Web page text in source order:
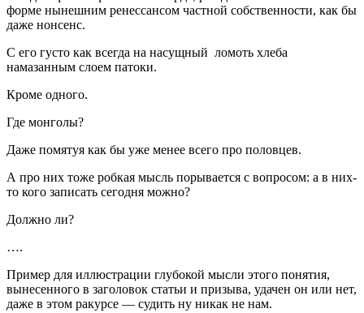
форме нынешним ренессансом частной собственности, как бы
даже нонсенс.
С его густо как всегда на насущный ломоть хлеба
намазанным слоем патоки.
Кроме одного.
Где монголы?
Даже помятуя как бы уже менее всего про половцев.
А про них тоже робкая мысль порывается с вопросом: а в них-
то кого записать сегодня можно?
Должно ли?
….
Пример для иллюстрации глубокой мысли этого понятия,
вынесенного в заголовок статьи и призыва, удачен он или нет,
даже в этом ракурсе — судить ну никак не нам.